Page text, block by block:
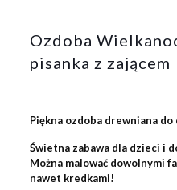
Ozdoba
pisanka z zającem
Piękna ozdoba drewniana
Świetna zabawa dla dzieci i
Można malować dowolnymi
nawet kredkami!